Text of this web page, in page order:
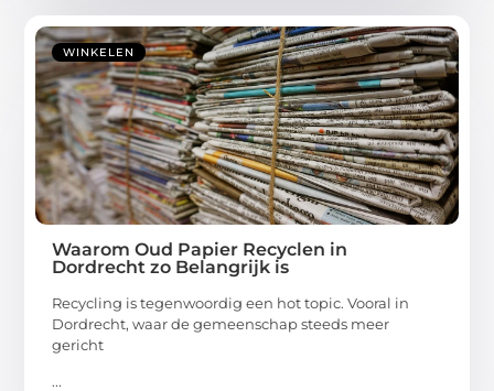
WINKELEN
Waarom Oud Papier Recyclen in
Dordrecht zo Belangrijk is
Recycling is tegenwoordig een hot topic. Vooral in
Dordrecht, waar de gemeenschap steeds meer
gericht
...